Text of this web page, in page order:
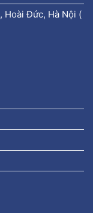
Hoài Đức, Hà Nội (